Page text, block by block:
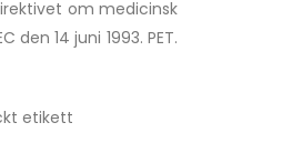
om medicinsk
den 14 juni 1993. PET.
etikett